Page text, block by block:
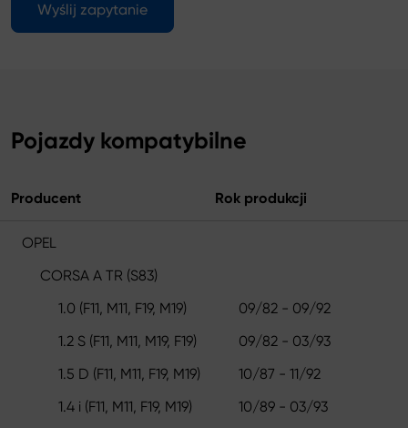
Wyślij zapytanie
Pojazdy kompatybilne
Producent Rok produkcji
OPEL
CORSA A TR (S83)
1.0 (F11, M11, F19, M19)
09/82 - 09/92
1.2 S (F11, M11, M19, F19)
09/82 - 03/93
1.5 D (F11, M11, F19, M19)
10/87 - 11/92
1.4 i (F11, M11, F19, M19)
10/89 - 03/93